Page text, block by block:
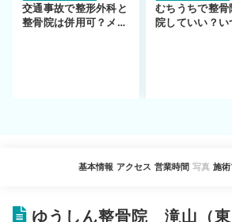
交通事故で整形外科と
整骨院は併用可？メリ
むちうちで整骨
院していい？い
基本情報 アクセス 営業時間 写真 施
ゆうしん整骨院 滝山（